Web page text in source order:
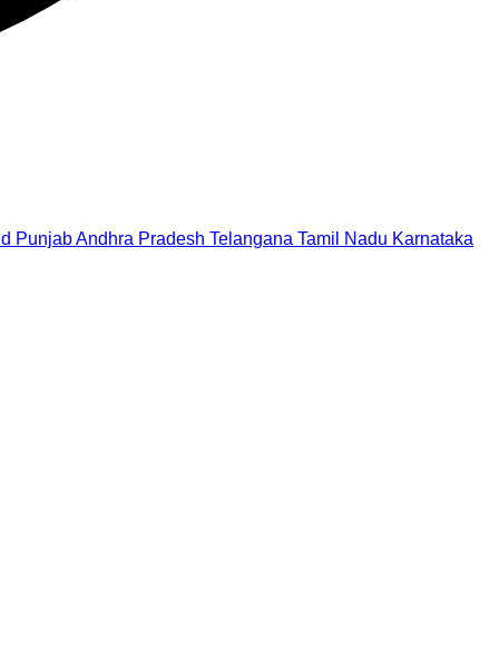
PunjabAndhra Pradesh Telangana Tamil Nadu Karnataka